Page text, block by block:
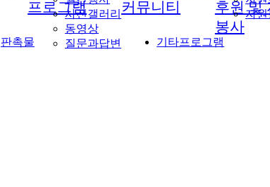
사진갤러리
동영상
질문과답변
자원
프로그램 커뮤니티
후원 및
봉사
소독·방역
판촉물
직업적응훈련반
특화프로그램
기타프로그램